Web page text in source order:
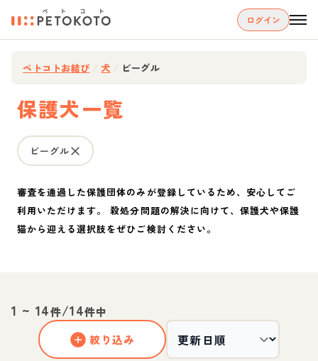
ログイン
ペトコトお結び 犬 ビーグル
保護犬一覧
ビーグル
審査を通過した保護団体のみが登録しているため、安心してご
利用いただけます。 殺処分問題の解決に向けて、保護犬や保護
猫から迎える選択肢をぜひご検討ください。
1 ~ 14件/14件中
絞り込み